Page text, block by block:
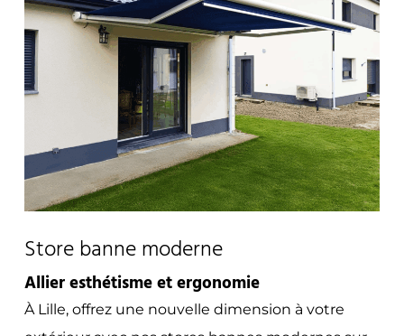
Store banne moderne
Allier esthétisme et ergonomie
À Lille, offrez une nouvelle dimension à votre